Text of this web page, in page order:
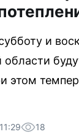
и
области
этом
18